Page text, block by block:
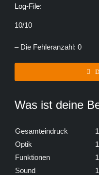
Log-File:
10/10
– Die Fehleranzahl: 0
Was ist deine
Gesamteindruck
1
Optik
1
Funktionen
1
Sound
1